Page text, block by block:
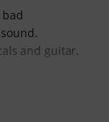
and guitar,